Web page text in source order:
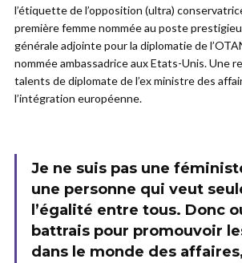
l’étiquette de l’opposition (ultra)
première femme nommée au poste
générale adjointe pour la diplomatie de
nommée ambassadrice aux Etats-Unis. Une
talents de diplomate de l’ex ministre des
l’intégration européenne.
Je ne suis pas une
une personne qui veut
l’égalité entre tous. Donc
battrais pour promouvoir
dans le monde des